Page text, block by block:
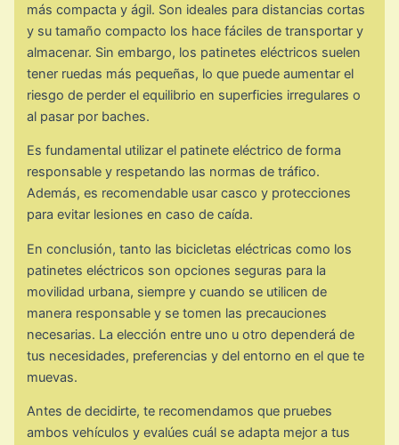
más compacta y ágil. Son ideales para distancias cortas
y su tamaño compacto los hace fáciles de transportar y
almacenar. Sin embargo, los patinetes eléctricos suelen
tener ruedas más pequeñas, lo que puede aumentar el
riesgo de perder el equilibrio en superficies irregulares o
al pasar por baches.
Es fundamental utilizar el patinete eléctrico de forma
responsable y respetando las normas de tráfico.
Además, es recomendable usar casco y protecciones
para evitar lesiones en caso de caída.
En conclusión, tanto las bicicletas eléctricas como los
patinetes eléctricos son opciones seguras para la
movilidad urbana, siempre y cuando se utilicen de
manera responsable y se tomen las precauciones
necesarias. La elección entre uno u otro dependerá de
tus necesidades, preferencias y del entorno en el que te
muevas.
Antes de decidirte, te recomendamos que pruebes
ambos vehículos y evalúes cuál se adapta mejor a tus